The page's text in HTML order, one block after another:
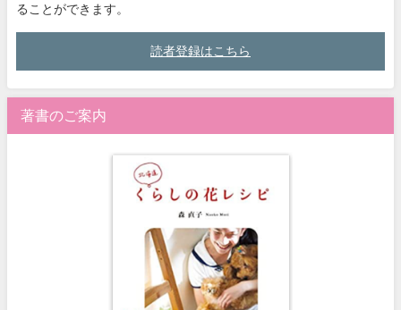
ることができます。
読者登録はこちら
著書のご案内